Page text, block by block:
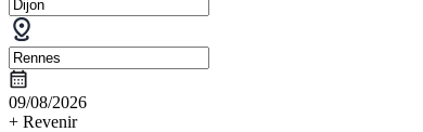
09/08/2026
+ Revenir